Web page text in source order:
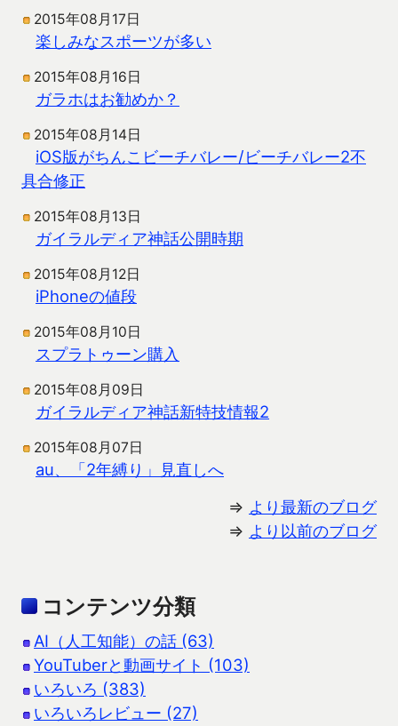
2015年08月17日
楽しみなスポーツが多い
2015年08月16日
ガラホはお勧めか？
2015年08月14日
iOS版がちんこビーチバレー/ビーチバレー2不
具合修正
2015年08月13日
ガイラルディア神話公開時期
2015年08月12日
iPhoneの値段
2015年08月10日
スプラトゥーン購入
2015年08月09日
ガイラルディア神話新特技情報2
2015年08月07日
au、「2年縛り」見直しへ
⇒ より最新のブログ
⇒ より以前のブログ
コンテンツ分類
AI（人工知能）の話 (63)
YouTuberと動画サイト (103)
いろいろ (383)
いろいろレビュー (27)